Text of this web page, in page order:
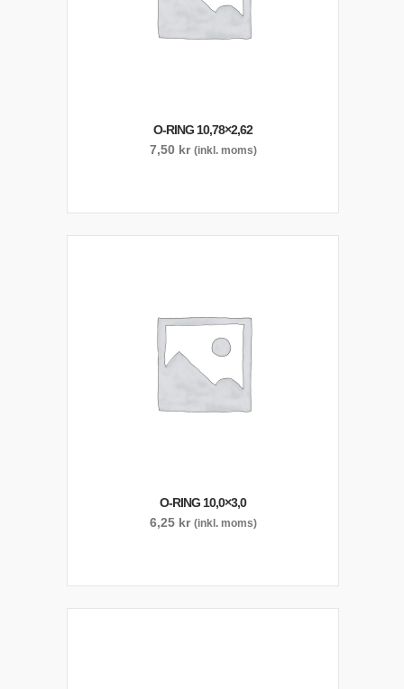
O-RING 10,78×2,62
7,50 kr (inkl. moms)
O-RING 10,0×3,0
6,25 kr (inkl. moms)